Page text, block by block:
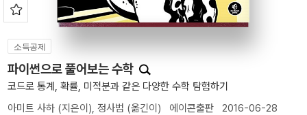
소득공제
파이썬으로 풀어보는 수학
코드로 통계, 확률, 미적분과 같은 다양한 수학 탐험하기
아미트 사하 (지은이), 정사범 (옮긴이) 에이콘출판 2016-06-28